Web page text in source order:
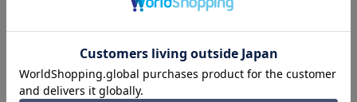
■店舗や各モールサイトと商品在庫を共有しております関係
上、ご注文いただいたタイミングにより欠品が発生し、ご注文
を完了できない場合がございます。予めご了承ください。
■お急ぎ発送のご注文につきましても、ご注文のタイミングに
よってはお急ぎ発送サービスを選択できない場合がございま